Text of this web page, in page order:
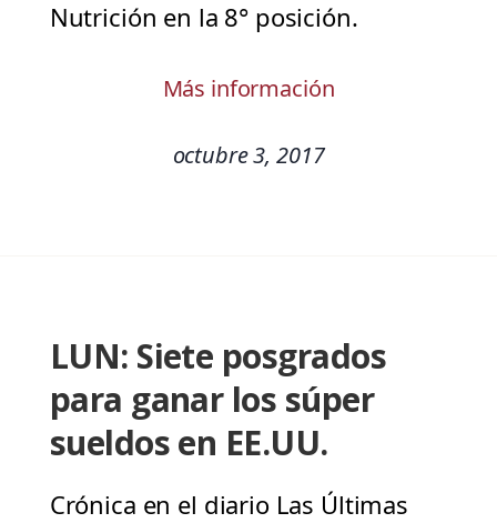
Nutrición en la 8° posición.
Más información
octubre 3, 2017
LUN: Siete posgrados
para ganar los súper
sueldos en EE.UU.
Crónica en el diario Las Últimas